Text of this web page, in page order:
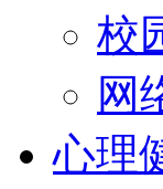
校
网
心理